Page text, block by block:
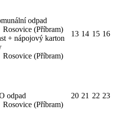
odpad
Rosovice (Příbram)
+ nápojový karton
Rosovice (Příbram)
13 14 15 16
odpad
Rosovice (Příbram)
20 21 22 23